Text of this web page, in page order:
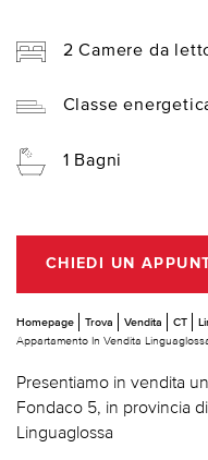
2 Camere da
Classe
1 Bagni
CHIEDI UN
Homepage Trova Vendita CT
Appartamento In Vendita
Presentiamo in vendita
Fondaco 5, in provincia
Linguaglossa